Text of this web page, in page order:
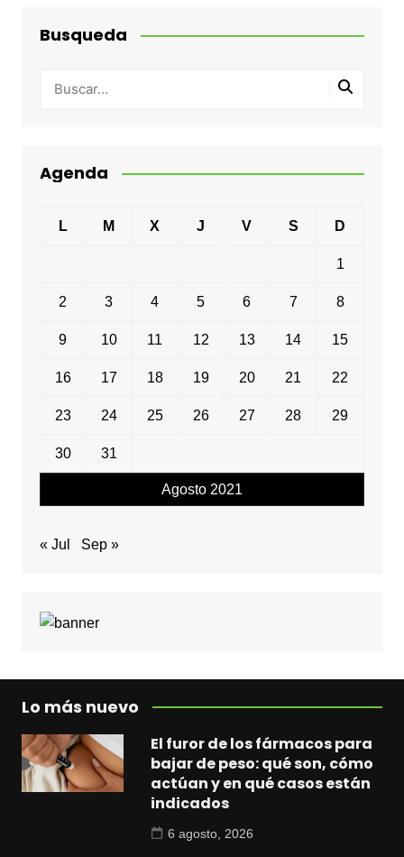
Busqueda
Agenda
Agosto 2021
L M X J V S D
1
2 3 4 5 6 7 8
9 10 11 12 13 14 15
16 17 18 19 20 21 22
23 24 25 26 27 28 29
30 31
« Jul Sep »
Lo más nuevo
El furor de los fármacos para
bajar de peso: qué son, cómo
actúan y en qué casos están
indicados
6 agosto, 2026